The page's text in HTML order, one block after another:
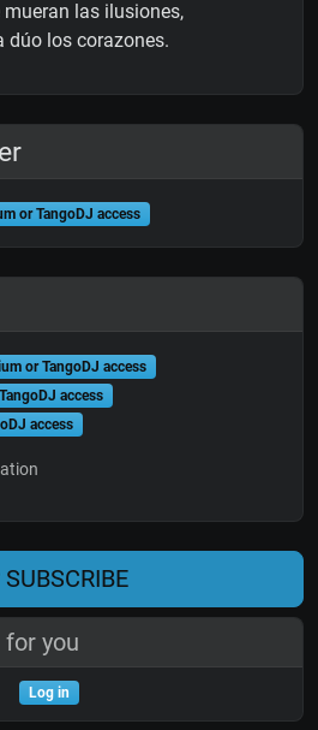
mueran las ilusiones,
dúo los corazones.
or TangoDJ access
or TangoDJ access
access
access
SUBSCRIBE
you
Log in